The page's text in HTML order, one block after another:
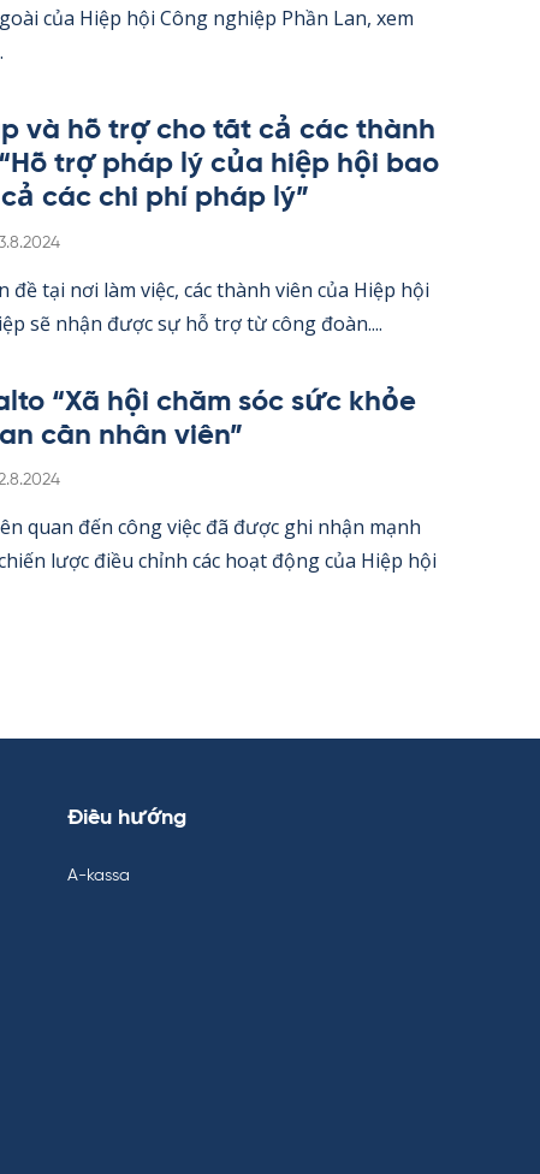
của Hiệp hội Công ng­hiệp Phần Lan, xem
và hỗ trợ cho tất cả các thành
trợ pháp lý của hiệp hội bao
các chi phí pháp lý”
đề tại nơi làm việc, các thành viên của Hiệp hội
sẽ nhận được sự hỗ trợ từ công đoàn....
“Xã hội chăm sóc sức khỏe
cần nhân viên”
quan đến công việc đã được ghi nhận mạnh
lược điều chỉnh các hoạt động của Hiệp hội
Điều hướng
A-kassa